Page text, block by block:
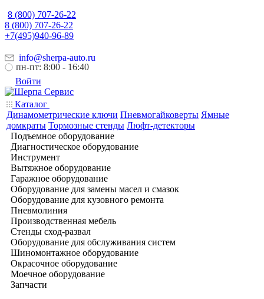
8 (800) 707-26-22
8 (800) 707-26-22
+7(495)940-96-89
info@sherpa-auto.ru
пн-пт: 8:00 - 16:40
Войти
Каталог
Динамометрические ключи Пневмогайковерты Ямные
домкраты Тормозные стенды Люфт-детекторы
Подъемное оборудование
Диагностическое оборудование
Инструмент
Вытяжное оборудование
Гаражное оборудование
Оборудование для замены масел и смазок
Оборудование для кузовного ремонта
Пневмолиния
Производственная мебель
Стенды сход-развал
Оборудование для обслуживания систем
Шиномонтажное оборудование
Окрасочное оборудование
Моечное оборудование
Запчасти